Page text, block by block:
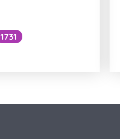
1731